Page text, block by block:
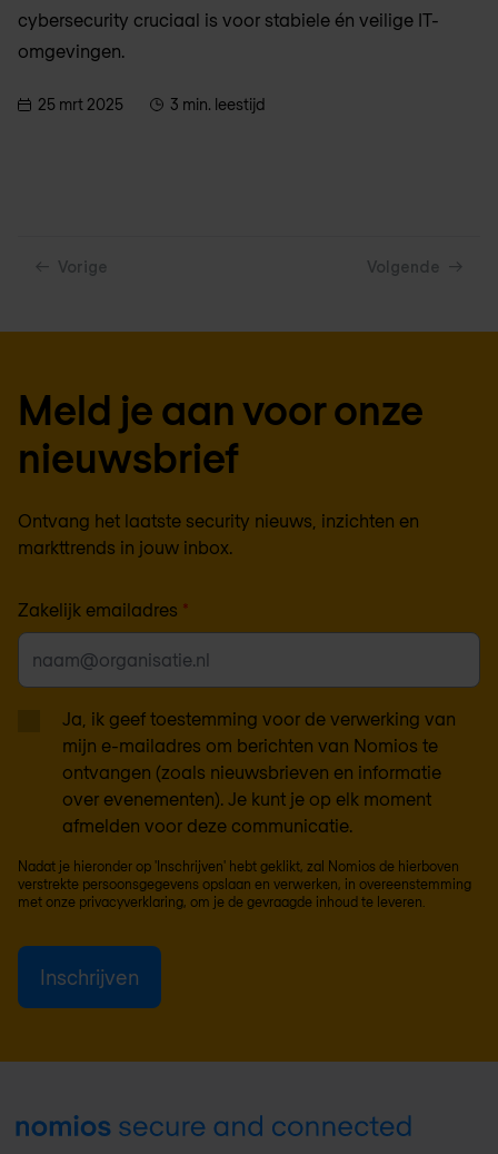
cybersecurity cruciaal is voor stabiele én veilige IT-
omgevingen.
25 mrt 2025 3 min. leestijd
Vorige Volgende
Meld je aan voor onze
nieuwsbrief
Ontvang het laatste security nieuws, inzichten en
markttrends in jouw inbox.
Zakelijk emailadres *
Ja, ik geef toestemming voor de verwerking van
mijn e-mailadres om berichten van Nomios te
ontvangen (zoals nieuwsbrieven en informatie
over evenementen). Je kunt je op elk moment
afmelden voor deze communicatie.
Nadat je hieronder op 'Inschrijven' hebt geklikt, zal Nomios de hierboven
verstrekte persoonsgegevens opslaan en verwerken, in overeenstemming
met onze privacyverklaring , om je de gevraagde inhoud te leveren.
Footer